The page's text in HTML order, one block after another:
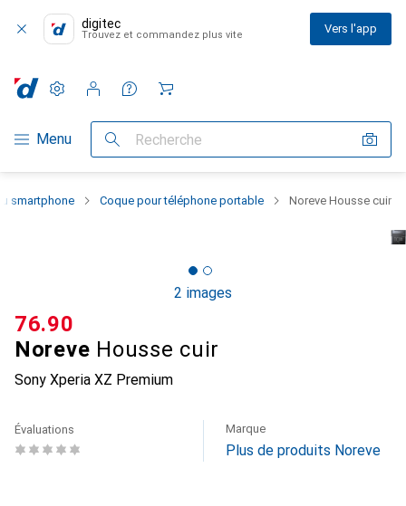
digitec
Trouvez et commandez plus vite Vers l'app
Navigation par catégorie
Menu Recherche
Paramètres
Compte client
Listes de comparaison
Listes d'envies
Panier
smartphone Coque pour téléphone portable Noreve Housse cuir
2 images
Noreve Housse cuir
Sony Xperia XZ Premium
CHF
76.90
Évaluations Marque
Plus de produits Noreve